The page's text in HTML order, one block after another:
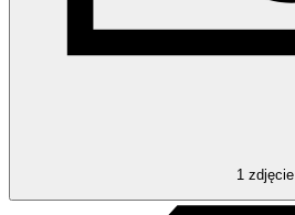
1 zdjęcie